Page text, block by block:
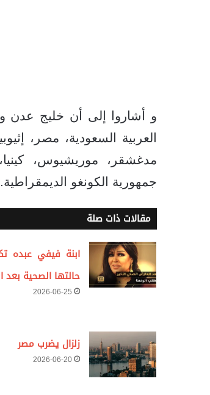
و أشاروا إلى أن خليج عدن
العربية السعودية، مصر،
مدغشقر، موريشيوس،
جمهورية الكونغو الديمقراطية.
مقالات ذات صلة
ابنة فيفي عبده
حالتها الصحية بعد
2026-06-25
زلزال يضرب مصر
2026-06-20